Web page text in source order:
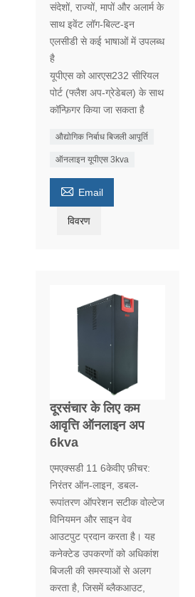
संदेशों, राज्यों, मापों और अलार्म के
साथ इवेंट लॉग-बिल्ट-इन
एलसीडी से कई भाषाओं में उपलब्ध
है
यूपीएस को आरएस232 सीरियल
पोर्ट (फ्लैश अप-ग्रेडेबल) के साथ
कॉन्फ़िगर किया जा सकता है
औद्योगिक निर्बाध बिजली आपूर्ति
ऑनलाइन यूपीएस 3kva
 Email
विवरण
दूरसंचार के लिए कम
आवृत्ति ऑनलाइन अप
6kva
एमएक्सडी 11 6केवीए फ़ीचर:
निरंतर ऑन-लाइन, डबल-
रूपांतरण ऑपरेशन सटीक वोल्टेज
विनियमन और साइन वेव
आउटपुट प्रदान करता है। यह
कनेक्टेड उपकरणों को अधिकांश
बिजली की समस्याओं से अलग
करता है, जिसमें ब्लैकआउट,